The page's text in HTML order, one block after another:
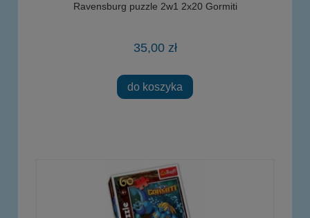
Ravensburg puzzle 2w1 2x20 Gormiti
35,00 zł
do koszyka